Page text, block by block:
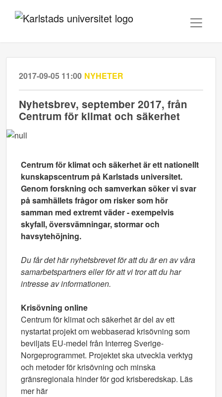
2017-09-05 11:00 NYHETER
Nyhetsbrev, september 2017, från
Centrum för klimat och säkerhet
Centrum för klimat och säkerhet är ett nationellt
kunskapscentrum på Karlstads universitet.
Genom forskning och samverkan söker vi svar
på samhällets frågor om risker som hör
samman med extremt väder - exempelvis
skyfall, översvämningar, stormar och
havsytehöjning.
Du får det här nyhetsbrevet för att du är en av våra
samarbetspartners eller för att vi tror att du har
intresse av informationen.
Krisövning online
Centrum för klimat och säkerhet är del av ett
nystartat projekt om webbaserad krisövning som
beviljats EU-medel från Interreg Sverige-
Norgeprogrammet. Projektet ska utveckla verktyg
och metoder för krisövning och minska
gränsregionala hinder för god krisberedskap. Läs
mer här